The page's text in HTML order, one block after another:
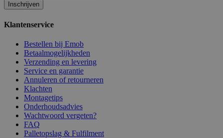
Inschrijven
Klantenservice
Bestellen bij Emob
Betaalmogelijkheden
Verzending en levering
Service en garantie
Annuleren of retourneren
Klachten
Montagetips
Onderhoudsadvies
Wachtwoord vergeten?
FAQ
Palletopslag & Fulfilment